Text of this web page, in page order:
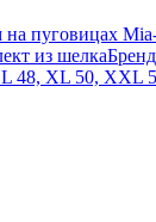
пуговицах
из шелка
L 48, XL 50, XXL